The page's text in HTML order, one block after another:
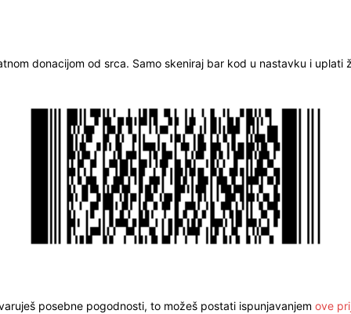
donacijom od srca. Samo skeniraj bar kod u nastavku i uplati
posebne pogodnosti, to možeš postati ispunjavanjem ove